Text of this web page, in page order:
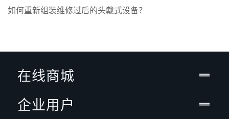
如何重新组装维修过后的头戴式设备？
在线商城
企业用户